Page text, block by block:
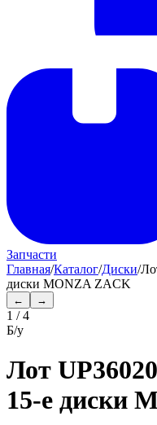
Запчасти
Главная/Каталог/Диски/
диски MONZA ZACK
← →
1 /4
Б/у
Лот
15-е диски